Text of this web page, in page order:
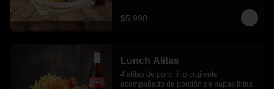
$5.990
Lunch Alitas
4 alitas de pollo frito crujiente
acompañado de porción de papas fritas